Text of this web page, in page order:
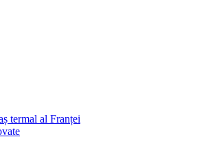
termal al Franței